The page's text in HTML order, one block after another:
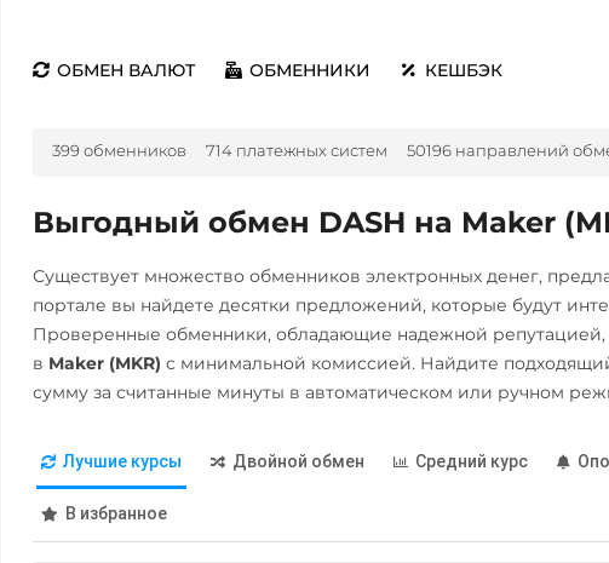
ОБМЕН ВАЛЮТ ОБМЕННИКИ КЕШБЭК
399 обменников 714 платежных систем 50196 направлений
Выгодный обмен DASH на Maker
Существует множество обменников электронных денег,
портале вы найдете десятки предложений, которые будут
Проверенные обменники, обладающие надежной
в Maker (MKR) с минимальной комиссией. Найдите
сумму за считанные минуты в автоматическом или ручном
Лучшие курсы Двойной обмен Средний курс
В избранное